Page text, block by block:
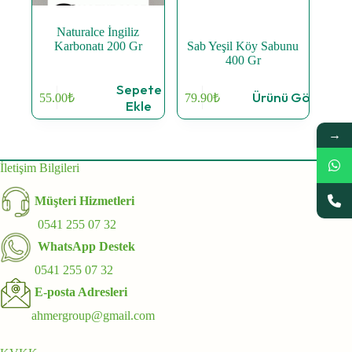
Naturalce İngiliz
Karbonatı 200 Gr
55.00₺
Sepete
Ekle
Sab Yeşil Köy Sabunu
400 Gr
79.90₺ Ürünü Gör
İletişim Bilgileri
Müşteri Hizmetleri
0541 255 07 32
WhatsApp Destek
0541 255 07 32
E-posta Adresleri
ahmergroup@gmail.com
→